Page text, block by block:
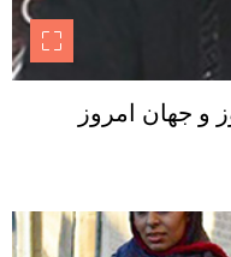
و جهان امروز